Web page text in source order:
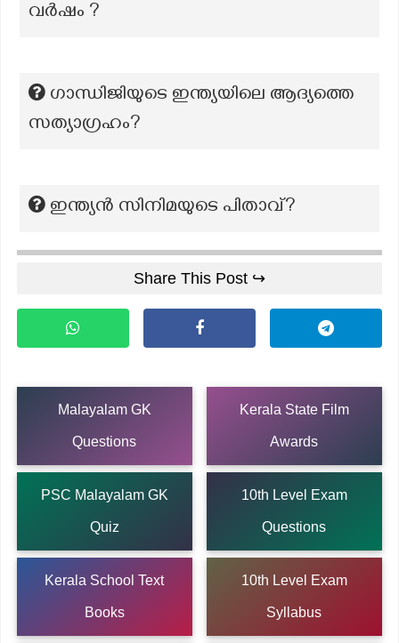
വർഷം ?
ഗാന്ധിജിയുടെ ഇന്ത്യയിലെ ആദ്യത്തെ
സത്യാഗ്രഹം?
ഇന്ത്യന്‍ സിനിമയുടെ പിതാവ്?
Share This Post ↪
Malayalam GK
Questions
Kerala State Film
Awards
PSC Malayalam GK
Quiz
10th Level Exam
Questions
Kerala School Text
Books
10th Level Exam
Syllabus